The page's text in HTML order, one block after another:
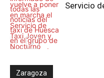
Servicio
Zaragoza